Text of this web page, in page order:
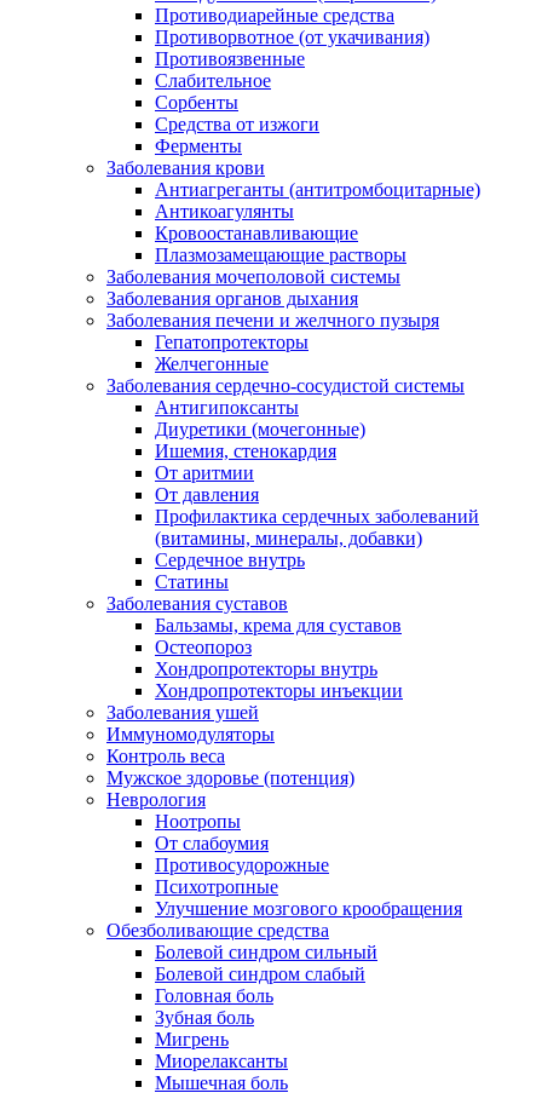
Противодиарейные средства
Противорвотное (от укачивания)
Противоязвенные
Слабительное
Сорбенты
Средства от изжоги
Ферменты
Заболевания крови
Антиагреганты (антитромбоцитарные)
Антикоагулянты
Кровоостанавливающие
Плазмозамещающие растворы
Заболевания мочеполовой системы
Заболевания органов дыхания
Заболевания печени и желчного пузыря
Гепатопротекторы
Желчегонные
Заболевания сердечно-сосудистой системы
Антигипоксанты
Диуретики (мочегонные)
Ишемия, стенокардия
От аритмии
От давления
Профилактика сердечных заболеваний
(витамины, минералы, добавки)
Сердечное внутрь
Статины
Заболевания суставов
Бальзамы, крема для суставов
Остеопороз
Хондропротекторы внутрь
Хондропротекторы инъекции
Заболевания ушей
Иммуномодуляторы
Контроль веса
Мужское здоровье (потенция)
Неврология
Ноотропы
От слабоумия
Противосудорожные
Психотропные
Улучшение мозгового крообращения
Обезболивающие средства
Болевой синдром сильный
Болевой синдром слабый
Головная боль
Зубная боль
Мигрень
Миорелаксанты
Мышечная боль